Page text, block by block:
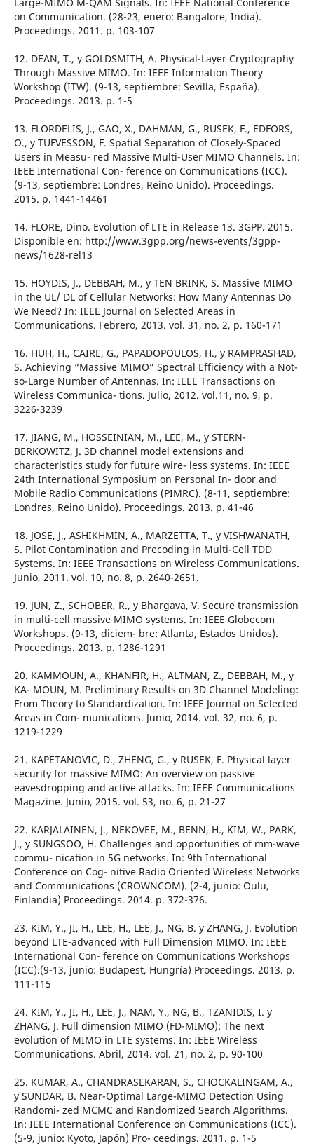
on Communication. (28-23, enero: Bangalore, India).
Proceedings. 2011. p. 103-107
12. DEAN, T., y GOLDSMITH, A. Physical-Layer Cryptography
Through Massive MIMO. In: IEEE Information Theory
Workshop (ITW). (9-13, septiembre: Sevilla, España).
Proceedings. 2013. p. 1-5
13. FLORDELIS, J., GAO, X., DAHMAN, G., RUSEK, F., EDFORS,
O., y TUFVESSON, F. Spatial Separation of Closely-Spaced
Users in Measu- red Massive Multi-User MIMO Channels. In:
IEEE International Con- ference on Communications (ICC).
(9-13, septiembre: Londres, Reino Unido). Proceedings.
2015. p. 1441-14461
14. FLORE, Dino. Evolution of LTE in Release 13. 3GPP. 2015.
Disponible en: http://www.3gpp.org/news-events/3gpp-
news/1628-rel13
15. HOYDIS, J., DEBBAH, M., y TEN BRINK, S. Massive MIMO
in the UL/ DL of Cellular Networks: How Many Antennas Do
We Need? In: IEEE Journal on Selected Areas in
Communications. Febrero, 2013. vol. 31, no. 2, p. 160-171
16. HUH, H., CAIRE, G., PAPADOPOULOS, H., y RAMPRASHAD,
S. Achieving “Massive MIMO” Spectral Efficiency with a Not-
so-Large Number of Antennas. In: IEEE Transactions on
Wireless Communica- tions. Julio, 2012. vol.11, no. 9, p.
3226-3239
17. JIANG, M., HOSSEINIAN, M., LEE, M., y STERN-
BERKOWITZ, J. 3D channel model extensions and
characteristics study for future wire- less systems. In: IEEE
24th International Symposium on Personal In- door and
Mobile Radio Communications (PIMRC). (8-11, septiembre:
Londres, Reino Unido). Proceedings. 2013. p. 41-46
18. JOSE, J., ASHIKHMIN, A., MARZETTA, T., y VISHWANATH,
S. Pilot Contamination and Precoding in Multi-Cell TDD
Systems. In: IEEE Transactions on Wireless Communications.
Junio, 2011. vol. 10, no. 8, p. 2640-2651.
19. JUN, Z., SCHOBER, R., y Bhargava, V. Secure transmission
in multi-cell massive MIMO systems. In: IEEE Globecom
Workshops. (9-13, diciem- bre: Atlanta, Estados Unidos).
Proceedings. 2013. p. 1286-1291
20. KAMMOUN, A., KHANFIR, H., ALTMAN, Z., DEBBAH, M., y
KA- MOUN, M. Preliminary Results on 3D Channel Modeling:
From Theory to Standardization. In: IEEE Journal on Selected
Areas in Com- munications. Junio, 2014. vol. 32, no. 6, p.
1219-1229
21. KAPETANOVIC, D., ZHENG, G., y RUSEK, F. Physical layer
security for massive MIMO: An overview on passive
eavesdropping and active attacks. In: IEEE Communications
Magazine. Junio, 2015. vol. 53, no. 6, p. 21-27
22. KARJALAINEN, J., NEKOVEE, M., BENN, H., KIM, W., PARK,
J., y SUNGSOO, H. Challenges and opportunities of mm-wave
commu- nication in 5G networks. In: 9th International
Conference on Cog- nitive Radio Oriented Wireless Networks
and Communications (CROWNCOM). (2-4, junio: Oulu,
Finlandia) Proceedings. 2014. p. 372-376.
23. KIM, Y., JI, H., LEE, H., LEE, J., NG, B. y ZHANG, J. Evolution
beyond LTE-advanced with Full Dimension MIMO. In: IEEE
International Con- ference on Communications Workshops
(ICC).(9-13, junio: Budapest, Hungría) Proceedings. 2013. p.
111-115
24. KIM, Y., JI, H., LEE, J., NAM, Y., NG, B., TZANIDIS, I. y
ZHANG, J. Full dimension MIMO (FD-MIMO): The next
evolution of MIMO in LTE systems. In: IEEE Wireless
Communications. Abril, 2014. vol. 21, no. 2, p. 90-100
25. KUMAR, A., CHANDRASEKARAN, S., CHOCKALINGAM, A.,
y SUNDAR, B. Near-Optimal Large-MIMO Detection Using
Randomi- zed MCMC and Randomized Search Algorithms.
In: IEEE International Conference on Communications (ICC).
(5-9, junio: Kyoto, Japón) Pro- ceedings. 2011. p. 1-5